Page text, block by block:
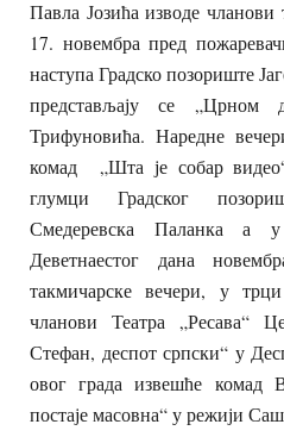
Павла Јозића изводе
17. новембра пред
наступа Градско позориште
представљају се
Трифуновића. Наредне
комад „Шта је собар
глумци Градског
Смедеревска Паланка а
Деветнаестог дана
такмичарске вечери, у
чланови Театра „Ресава“
Стефан, деспот српски“ у
овог града извешће комад
постаје масовна“ у режији